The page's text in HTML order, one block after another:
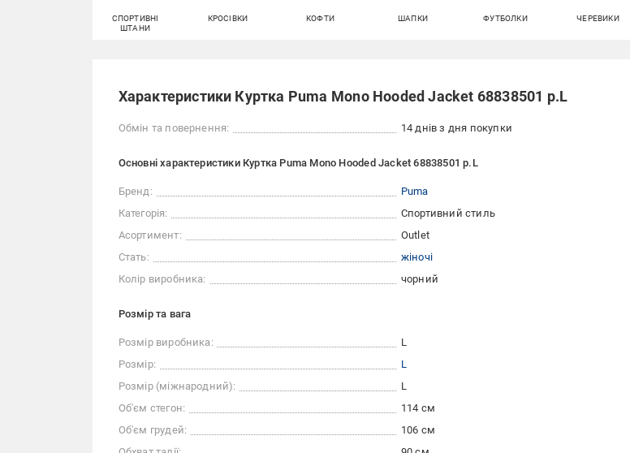
СПОРТИВНІ
ШТАНИ
КРОСІВКИ КОФТИ ШАПКИ ФУТБОЛКИ ЧЕРЕВИКИ
Характеристики Куртка Puma Mono Hooded Jacket 68838501 р.L
Обмін та повернення: 14 днів з дня покупки
Основні характеристики Куртка Puma Mono Hooded Jacket 68838501 р.L
Бренд:
Puma
Категорія:
Спортивний стиль
Асортимент:
Outlet
Стать:
жіночі
Колір виробника:
чорний
Розмір та вага
Розмір виробника:
L
Розмір:
L
Розмір (міжнародний):
L
Об'єм стегон:
114 см
Об'єм грудей:
106 см